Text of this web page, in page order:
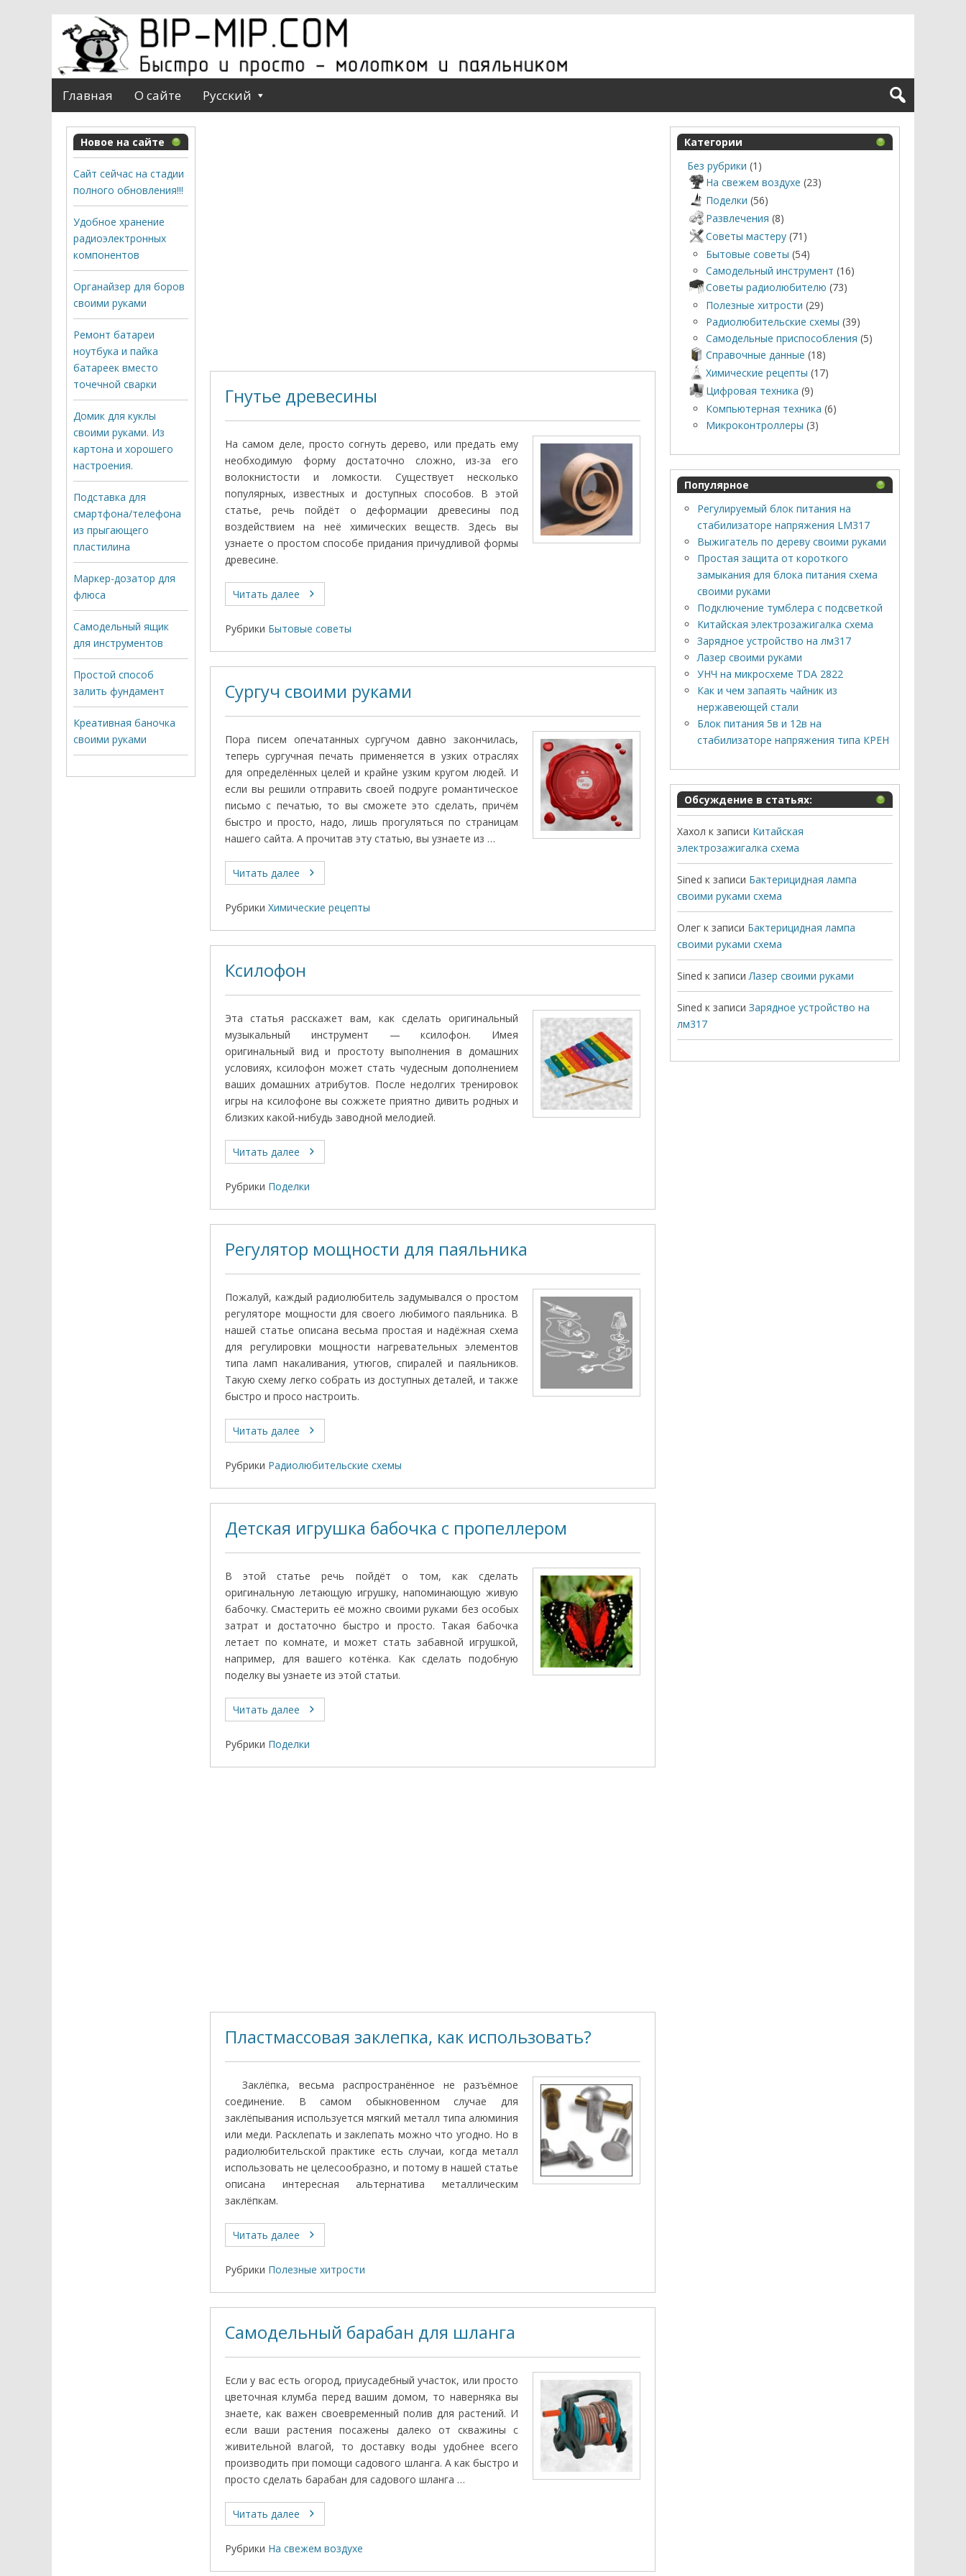
Главная О сайте Русский
Гнутье древесины
На самом деле, просто согнуть дерево, или предать ему
необходимую форму достаточно сложно, из-за его
волокнистости и ломкости. Существует несколько
популярных, известных и доступных способов. В этой
статье, речь пойдёт о деформации древесины под
воздействием на неё химических веществ. Здесь вы
узнаете о простом способе придания причудливой формы
древесине.
Читать далее
Рубрики Бытовые советы
Сургуч своими руками
Пора писем опечатанных сургучом давно закончилась,
теперь сургучная печать применяется в узких отраслях
для определённых целей и крайне узким кругом людей. И
если вы решили отправить своей подруге романтическое
письмо с печатью, то вы сможете это сделать, причём
быстро и просто, надо, лишь прогуляться по страницам
нашего сайта. А прочитав эту статью, вы узнаете из …
Читать далее
Рубрики Химические рецепты
Ксилофон
Эта статья расскажет вам, как сделать оригинальный
музыкальный инструмент — ксилофон. Имея
оригинальный вид и простоту выполнения в домашних
условиях, ксилофон может стать чудесным дополнением
ваших домашних атрибутов. После недолгих тренировок
игры на ксилофоне вы сожжете приятно дивить родных и
близких какой-нибудь заводной мелодией.
Читать далее
Рубрики Поделки
Регулятор мощности для паяльника
Пожалуй, каждый радиолюбитель задумывался о простом
регуляторе мощности для своего любимого паяльника. В
нашей статье описана весьма простая и надёжная схема
для регулировки мощности нагревательных элементов
типа ламп накаливания, утюгов, спиралей и паяльников.
Такую схему легко собрать из доступных деталей, и также
быстро и просо настроить.
Читать далее
Рубрики Радиолюбительские схемы
Детская игрушка бабочка с пропеллером
В этой статье речь пойдёт о том, как сделать
оригинальную летающую игрушку, напоминающую живую
бабочку. Смастерить её можно своими руками без особых
затрат и достаточно быстро и просто. Такая бабочка
летает по комнате, и может стать забавной игрушкой,
например, для вашего котёнка. Как сделать подобную
поделку вы узнаете из этой статьи.
Читать далее
Рубрики Поделки
Пластмассовая заклепка, как использовать?
Заклёпка, весьма распространённое не разъёмное
соединение. В самом обыкновенном случае для
заклёпывания используется мягкий металл типа алюминия
или меди. Расклепать и заклепать можно что угодно. Но в
радиолюбительской практике есть случаи, когда металл
использовать не целесообразно, и потому в нашей статье
описана интересная альтернатива металлическим
заклёпкам.
Читать далее
Рубрики Полезные хитрости
Самодельный барабан для шланга
Если у вас есть огород, приусадебный участок, или просто
цветочная клумба перед вашим домом, то наверняка вы
знаете, как важен своевременный полив для растений. И
если ваши растения посажены далеко от скважины с
живительной влагой, то доставку воды удобнее всего
производить при помощи садового шланга. А как быстро и
просто сделать барабан для садового шланга …
Читать далее
Рубрики На свежем воздухе
Категории
Без рубрики (1)
На свежем воздухе (23)
Поделки (56)
Развлечения (8)
Советы мастеру (71)
Бытовые советы (54)
Самодельный инструмент (16)
Советы радиолюбителю (73)
Полезные хитрости (29)
Радиолюбительские схемы (39)
Самодельные приспособления (5)
Справочные данные (18)
Химические рецепты (17)
Цифровая техника (9)
Компьютерная техника (6)
Микроконтроллеры (3)
Популярное
Регулируемый блок питания на
стабилизаторе напряжения LM317
Выжигатель по дереву своими руками
Простая защита от короткого
замыкания для блока питания схема
своими руками
Подключение тумблера с подсветкой
Китайская электрозажигалка схема
Зарядное устройство на лм317
Лазер своими руками
УНЧ на микросхеме TDA 2822
Как и чем запаять чайник из
нержавеющей стали
Блок питания 5в и 12в на
стабилизаторе напряжения типа КРЕН
Обсуждение в статьях:
Хахол к записи Китайская
электрозажигалка схема
Sined к записи Бактерицидная лампа
своими руками схема
Олег к записи Бактерицидная лампа
своими руками схема
Sined к записи Лазер своими руками
Sined к записи Зарядное устройство на
лм317
Новое на сайте
Сайт сейчас на стадии
полного обновления!!!
Удобное хранение
радиоэлектронных
компонентов
Органайзер для боров
своими руками
Ремонт батареи
ноутбука и пайка
батареек вместо
точечной сварки
Домик для куклы
своими руками. Из
картона и хорошего
настроения.
Подставка для
смартфона/телефона
из прыгающего
пластилина
Маркер-дозатор для
флюса
Самодельный ящик
для инструментов
Простой способ
залить фундамент
Креативная баночка
своими руками